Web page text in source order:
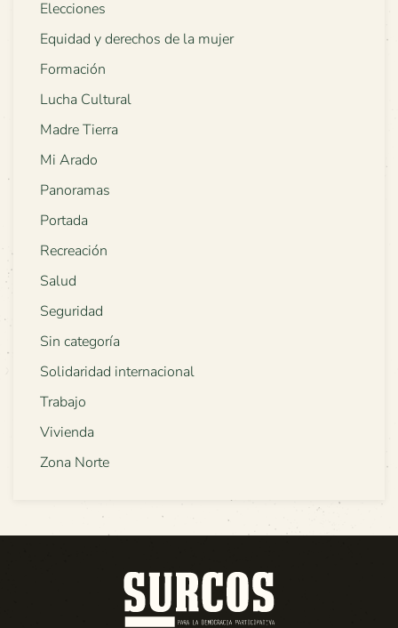
Elecciones
Equidad y derechos de la mujer
Formación
Lucha Cultural
Madre Tierra
Mi Arado
Panoramas
Portada
Recreación
Salud
Seguridad
Sin categoría
Solidaridad internacional
Trabajo
Vivienda
Zona Norte